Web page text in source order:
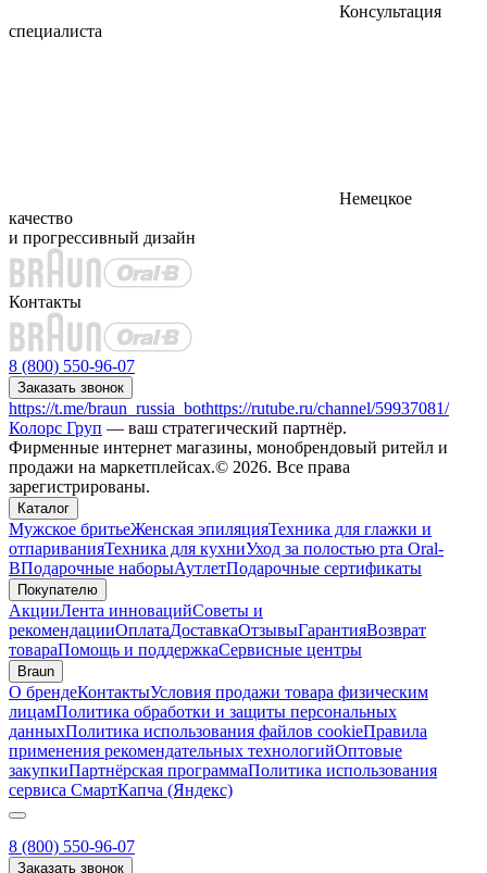
Консультация
специалиста
Немецкое
качество
и прогрессивный дизайн
Контакты
8 (800) 550-96-07
Заказать звонок
https://t.me/braun_russia_bothttps://rutube.ru/channel/59937081/
Колорс Груп — ваш стратегический партнёр.
Фирменные интернет магазины, монобрендовый ритейл и
продажи на маркетплейсах.© 2026. Все права
зарегистрированы.
Каталог
Мужское бритьеЖенская эпиляцияТехника для глажки и
отпариванияТехника для кухниУход за полостью рта Oral-
BПодарочные наборыАутлетПодарочные сертификаты
Покупателю
АкцииЛента инновацийСоветы и
рекомендацииОплатаДоставкаОтзывыГарантияВозврат
товараПомощь и поддержкаСервисные центры
Braun
О брендеКонтактыУсловия продажи товара физическим
лицамПолитика обработки и защиты персональных
данныхПолитика использования файлов cookieПравила
применения рекомендательных технологийОптовые
закупкиПартнёрская программаПолитика использования
сервиса СмартКапча (Яндекс)
8 (800) 550-96-07
Заказать звонок